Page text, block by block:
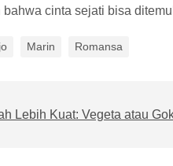
bahwa cinta sejati bisa
Marin Romansa
pos
Lebih Kuat: Vegeta atau